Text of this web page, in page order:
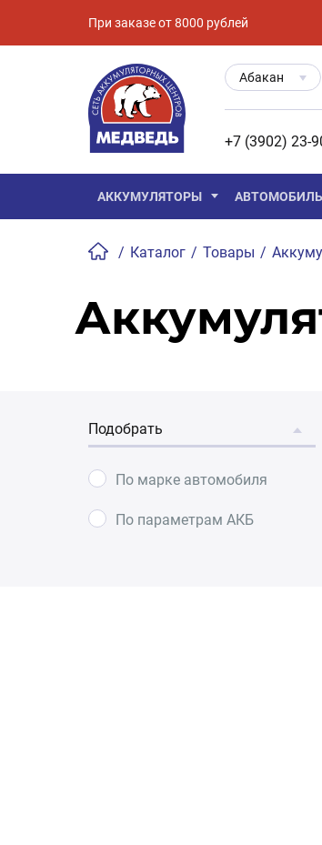
При заказе от 8000 рублей
Абакан
+7 (3902) 23-
АККУМУЛЯТОРЫ
/ Каталог / Товары /
Подобрать
По марке автомобиля
По параметрам АКБ